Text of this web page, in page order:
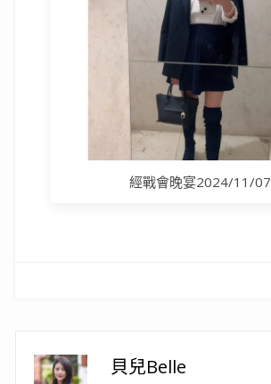
經戰會晚宴2024/11/07
貝兒Belle